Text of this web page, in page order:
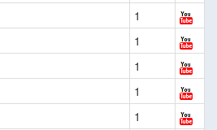
1
1
1
1
1